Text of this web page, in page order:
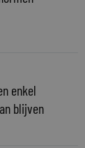
enkel
blijven